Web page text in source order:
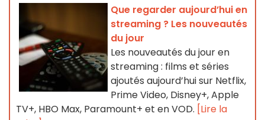
Que regarder aujourd’hui en
streaming ? Les nouveautés
du jour
Les nouveautés du jour en
streaming : films et séries
ajoutés aujourd’hui sur Netflix,
Prime Video, Disney+, Apple
TV+, HBO Max, Paramount+ et en VOD. [Lire la